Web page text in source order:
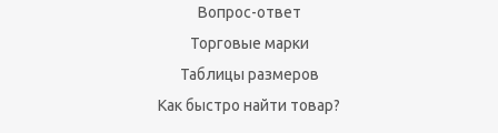
Вопрос-ответ
Торговые марки
Таблицы размеров
Как быстро найти товар?